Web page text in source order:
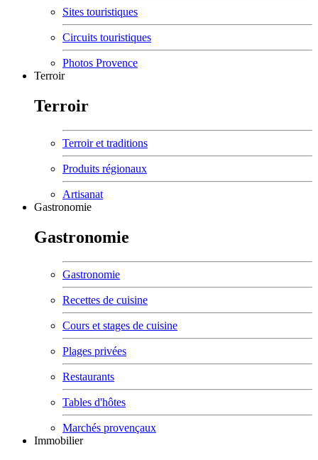
Sites touristiques
Circuits touristiques
Photos Provence
Terroir
Terroir
Terroir et traditions
Produits régionaux
Artisanat
Gastronomie
Gastronomie
Gastronomie
Recettes de cuisine
Cours et stages de cuisine
Plages privées
Restaurants
Tables d'hôtes
Marchés provençaux
Immobilier